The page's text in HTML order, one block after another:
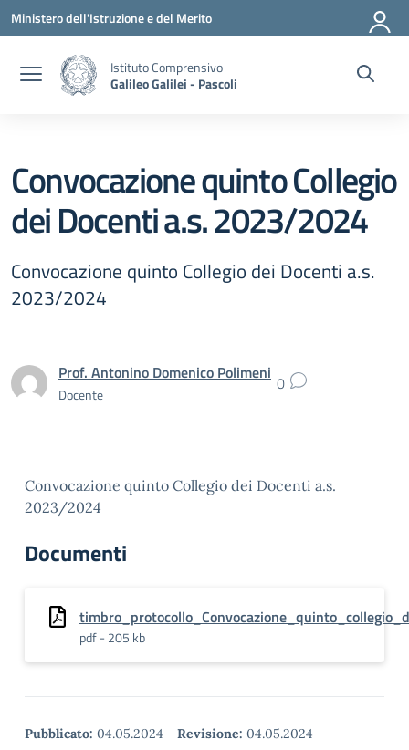
Vai ai contenuti
Vai al menu di navigazione
Vai al footer
Ministero dell'Istruzione e del Merito
Istituto Comprensivo
Galileo Galilei - Pascoli
Convocazione quinto Collegio
dei Docenti a.s. 2023/2024
Convocazione quinto Collegio dei Docenti a.s.
2023/2024
Prof. Antonino Domenico Polimeni
Docente 0
Convocazione quinto Collegio dei Docenti a.s.
2023/2024
Documenti
pdf - 205 kb
Pubblicato: 04.05.2024 - Revisione: 04.05.2024